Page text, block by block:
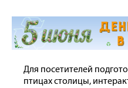
Для посетителей
птицах столицы,